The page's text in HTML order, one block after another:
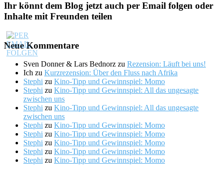
Ihr könnt dem Blog jetzt auch per Email folgen oder
Inhalte mit Freunden teilen
Neue Kommentare
Sven Donner & Lars Bednorz zu Rezension: Läuft bei uns!
Ich zu Kurzrezension: Über den Fluss nach Afrika
Stephi zu Kino-Tipp und Gewinnspiel: Momo
Stephi zu Kino-Tipp und Gewinnspiel: All das ungesagte
zwischen uns
Stephi zu Kino-Tipp und Gewinnspiel: All das ungesagte
zwischen uns
Stephi zu Kino-Tipp und Gewinnspiel: Momo
Stephi zu Kino-Tipp und Gewinnspiel: Momo
Stephi zu Kino-Tipp und Gewinnspiel: Momo
Stephi zu Kino-Tipp und Gewinnspiel: Momo
Stephi zu Kino-Tipp und Gewinnspiel: Momo